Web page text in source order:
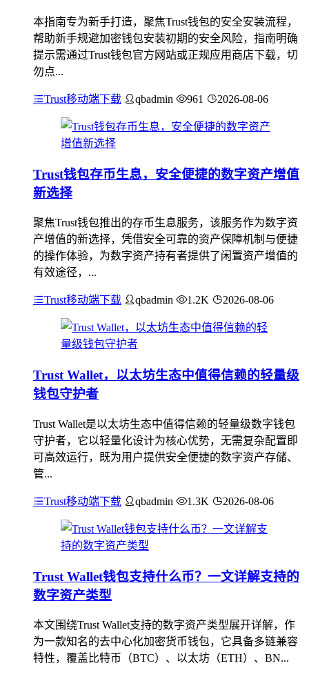
本指南专为新手打造，聚焦Trust钱包的安全安装流程，
帮助新手规避加密钱包安装初期的安全风险，指南明确
提示需通过Trust钱包官方网站或正规应用商店下载，切
勿点...
Trust移动端下载 qbadmin 961 2026-08-06
Trust钱包存币生息，安全便捷的数字资产增值
新选择
聚焦Trust钱包推出的存币生息服务，该服务作为数字资
产增值的新选择，凭借安全可靠的资产保障机制与便捷
的操作体验，为数字资产持有者提供了闲置资产增值的
有效途径，...
Trust移动端下载 qbadmin 1.2K 2026-08-06
Trust Wallet，以太坊生态中值得信赖的轻量级
钱包守护者
Trust Wallet是以太坊生态中值得信赖的轻量级数字钱包
守护者，它以轻量化设计为核心优势，无需复杂配置即
可高效运行，既为用户提供安全便捷的数字资产存储、
管...
Trust移动端下载 qbadmin 1.3K 2026-08-06
Trust Wallet钱包支持什么币？一文详解支持的
数字资产类型
本文围绕Trust Wallet支持的数字资产类型展开详解，作
为一款知名的去中心化加密货币钱包，它具备多链兼容
特性，覆盖比特币（BTC）、以太坊（ETH）、BN...